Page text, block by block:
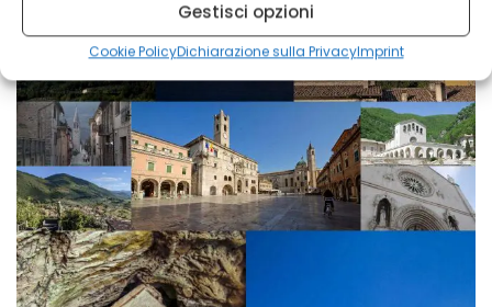
Gestisci opzioni
Cookie PolicyDichiarazione sulla PrivacyImprint